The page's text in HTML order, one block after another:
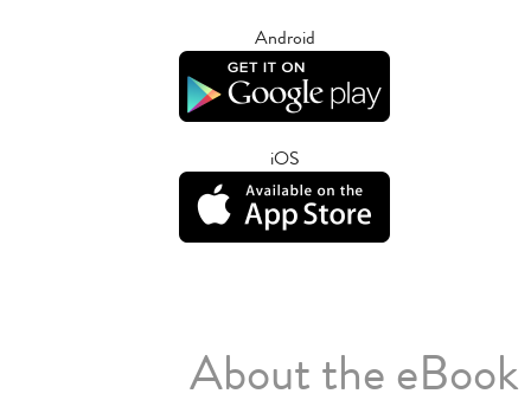
Android
iOS
About the eBook